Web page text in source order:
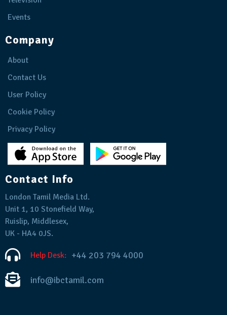
Events
Company
About
Contact Us
User Policy
Cookie Policy
Privacy Policy
Contact Info
London Tamil Media Ltd.
Unit 1, 10 Stonefield Way,
Ruislip, Middlesex,
UK - HA4 0JS.
Help Desk: +44 203 794 4000
info@ibctamil.com